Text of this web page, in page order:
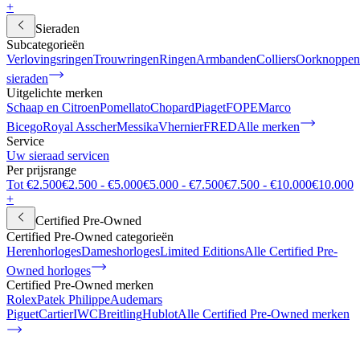
+
Sieraden
Subcategorieën
VerlovingsringenTrouwringenRingenArmbandenColliersOorknoppen
sieraden
Uitgelichte merken
Schaap en CitroenPomellatoChopardPiagetFOPEMarco
BicegoRoyal AsscherMessikaVhernierFREDAlle merken
Service
Uw sieraad servicen
Per prijsrange
Tot €2.500€2.500 - €5.000€5.000 - €7.500€7.500 - €10.000€10.000
+
Certified Pre-Owned
Certified Pre-Owned categorieën
HerenhorlogesDameshorlogesLimited EditionsAlle Certified Pre-
Owned horloges
Certified Pre-Owned merken
RolexPatek PhilippeAudemars
PiguetCartierIWCBreitlingHublotAlle Certified Pre-Owned merken